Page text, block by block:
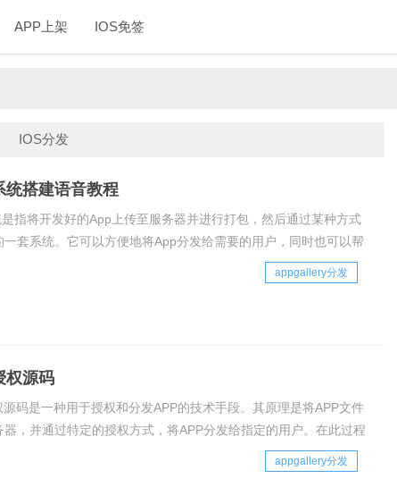
APP上架 IOS免签
IOS分发
统搭建语音教程
指将开发好的App上传至服务器并进行打包，然后通过某种方式
一套系统。它可以方便地将App分发给需要的用户，同时也可以帮
地管理和控制App的发布。下面是对App分发系统的详细介绍及其
appgallery分发
权源码
源码是一种用于授权和分发APP的技术手段。其原理是将APP文件
器，并通过特定的授权方式，将APP分发给指定的用户。在此过程
进行身份验证和授权操作，以确保APP的使用权归属合法。具体来
appgallery分发